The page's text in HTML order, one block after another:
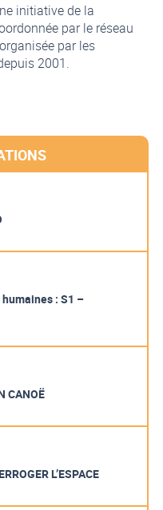
initiative de la
par le réseau
par les
2001.
: S1 –
CANOË
L’ESPACE